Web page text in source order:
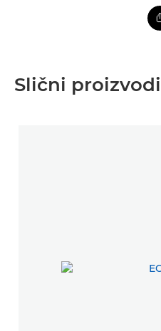
Slični proizvodi